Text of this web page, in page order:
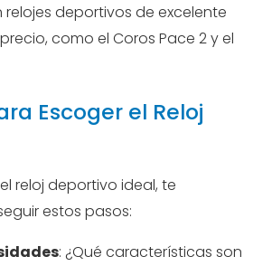
deportivos de excelente
como el Coros Pace 2 y el
Escoger el Reloj
reloj deportivo ideal, te
estos pasos:
: ¿Qué características son